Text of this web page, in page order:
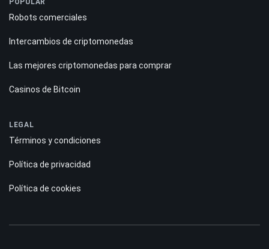
CONTENIDO
Reseñas
Guías
Pronóstico
Robots comerciales
Intercambios de criptomonedas
Las mejores criptomonedas para comprar
Casinos de Bitcoin
LEGAL